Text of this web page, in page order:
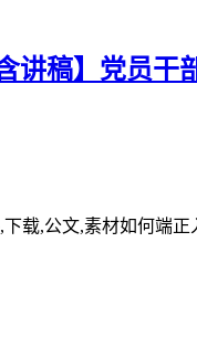
讲稿】党员干
载,公文,素材如何端